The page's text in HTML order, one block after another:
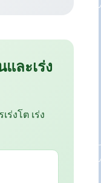
ละเร่ง
งโต เร่ง